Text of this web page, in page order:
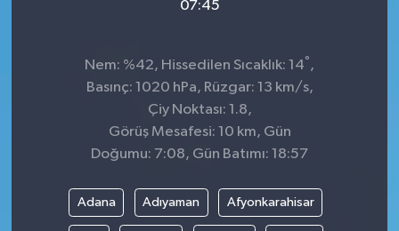
07:45
Nem: %42, Hissedilen Sıcaklık: 14°,
Basınç: 1020 hPa, Rüzgar: 13 km/s,
Çiy Noktası: 1.8,
Görüş Mesafesi: 10 km, Gün
Doğumu: 7:08, Gün Batımı: 18:57
Adana Adıyaman Afyonkarahisar